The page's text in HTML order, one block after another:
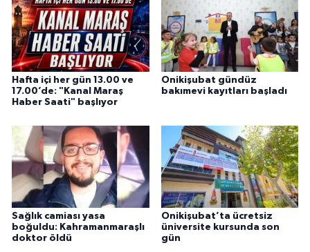
Hafta içi her gün 13.00 ve
17.00’de: "Kanal Maraş
Haber Saati" başlıyor
Onikişubat gündüz
bakımevi kayıtları başladı
Sağlık camiası yasa
boğuldu: Kahramanmaraşlı
doktor öldü
Onikişubat’ta ücretsiz
üniversite kursunda son
gün